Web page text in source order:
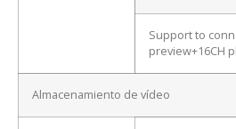
Support to
preview+16CH
Almacenamiento de vídeo